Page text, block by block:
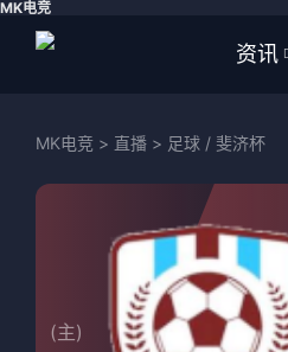
MK电竞
资讯
篮球
体育
英超
MK电竞 > 直播 > 足球 / 斐济杯
(主)